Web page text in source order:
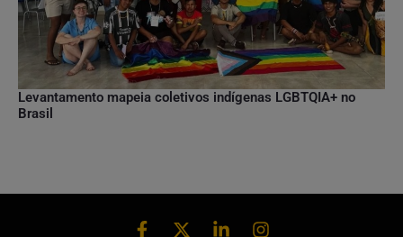
Levantamento mapeia coletivos indígenas LGBTQIA+ no
Brasil